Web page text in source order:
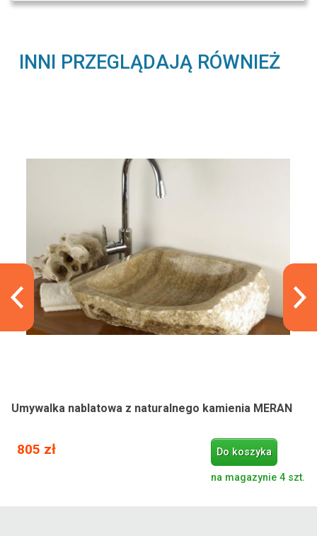
INNI PRZEGLĄDAJĄ RÓWNIEŻ
Umywalka nablatowa z naturalnego kamienia MERAN
805 zł Do koszyka
na magazynie 4 szt.